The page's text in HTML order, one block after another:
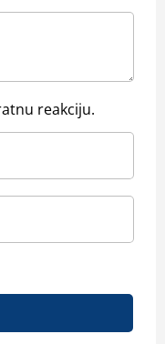
reakciju.